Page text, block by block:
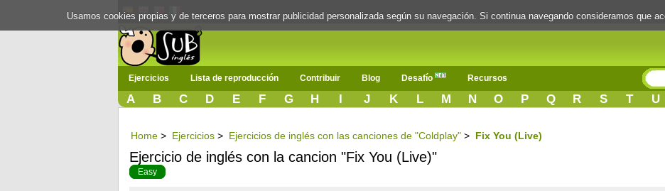
Ejercicios Lista de reproducción Contribuir Blog Desafío Recursos
A B C D E F G H I J K L M N O P Q R S T U
Home > Ejercicios > Ejercicios de inglés con las canciones de "Coldplay" > Fix You (Live)
Ejercicio de inglés con la cancion "Fix You (Live)"
Easy
Usamos cookies propias y de terceros para mostrar publicidad personalizada según su navegación. Si continua navegando consideramos que